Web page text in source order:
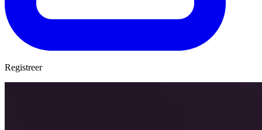
Registreer